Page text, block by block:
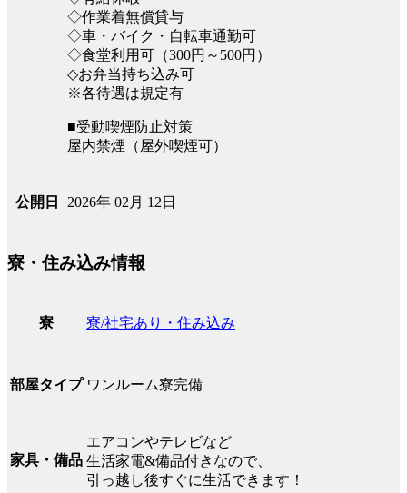
◇作業着無償貸与
◇車・バイク・自転車通勤可
◇食堂利用可（300円～500円）
◇お弁当持ち込み可
※各待遇は規定有
■受動喫煙防止対策
屋内禁煙（屋外喫煙可）
公開日 2026年 02月 12日
寮・住み込み情報
寮 寮/社宅あり・住み込み
部屋タイプ ワンルーム寮完備
家具・備品
エアコンやテレビなど
生活家電&備品付きなので、
引っ越し後すぐに生活できます！